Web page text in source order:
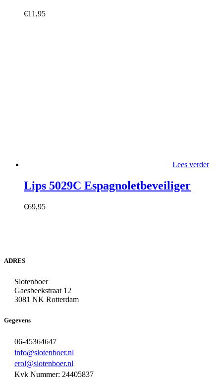
€11,95
Lees verder
Lips 5029C Espagnoletbeveiliger
€69,95
ADRES
Slotenboer
Gaesbeekstraat 12
3081 NK Rotterdam
Gegevens
06-45364647
info@slotenboer.nl
erol@slotenboer.nl
Kvk Nummer: 24405837